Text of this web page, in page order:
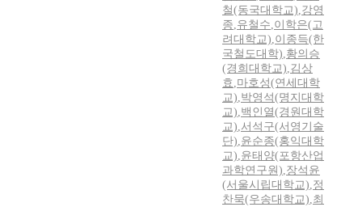
철(동국대학교),강영
종,유철수,이학은(고
려대학교),이종득(한
국철도대학),황의승
(경희대학교),김상
효 ,마호성(연세대학
교),박영석(명지대학
교),백인열(경원대학
교),서석구(서영기술
단),윤순종(홍익대학
교),윤태양(포항산업
과학연구원),장석윤
(서울시립대학교),정
찬묵(우송대학교),최